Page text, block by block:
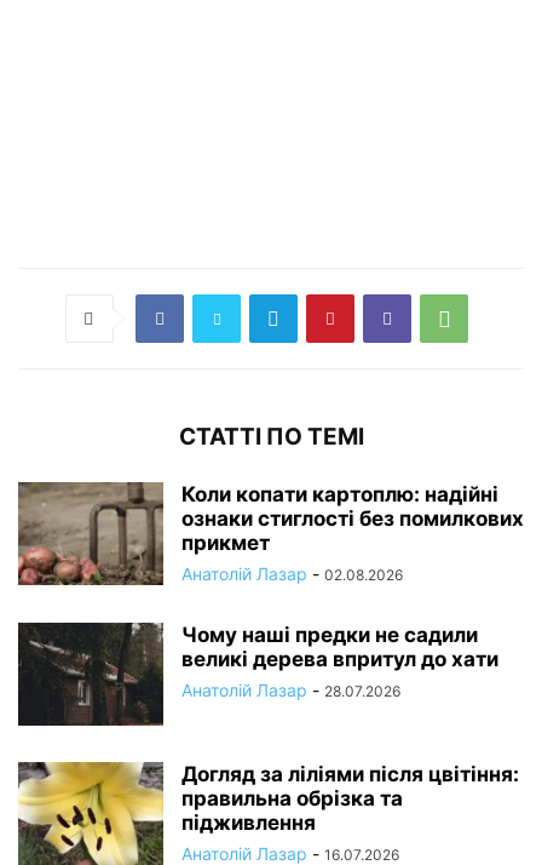
СТАТТІ ПО ТЕМІ
Коли копати картоплю: надійні
ознаки стиглості без помилкових
прикмет
Анатолій Лазар - 02.08.2026
Чому наші предки не садили
великі дерева впритул до хати
Анатолій Лазар - 28.07.2026
Догляд за ліліями після цвітіння:
правильна обрізка та
підживлення
Анатолій Лазар - 16.07.2026